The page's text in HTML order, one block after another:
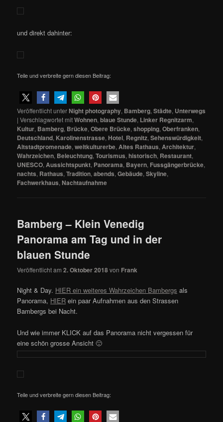
und direkt dahinter:
Teile und verbreite gern diesen Beitrag:
Veröffentlicht unter Night photography, Bamberg,Städte, Unterwegs
|Verschlagwortet mitWohnen,blaue Stunde, Linker Regnitzarm,
Kultur, Bamberg, Brücke,Obere Brücke,shopping,Oberfranken,
Deutschland, Karolinenstrasse, Hotel, Regnitz,Sehenswürdigkeit,
Altstadtpromenade,weltkulturerbe, Altes Rathaus, Architektur,
Wahrzeichen, Beleuchtung,Tourismus,historisch, Restaurant,
UNESCO, Aussichtspunkt, Panorama, Bayern, Fussgängerbrücke,
nachts, Rathaus,Tradition,abends,Gebäude,Skyline,
Fachwerkhaus, Nachtaufnahme
Bamberg – Klein Venedig
Panorama am Tag und in der
blauen Stunde
Veröffentlicht am2. Oktober 2018von Frank
Night & Day. HIER ein weiteres Wahrzeichen Bambergs als
Panorama, HIER ein paar Aufnahmen aus den Strassen
Bambergs bei Nacht.
Und wie immer KLICK auf das Panorama nicht vergessen für
eine schön grosse Ansicht 🙂
Teile und verbreite gern diesen Beitrag: